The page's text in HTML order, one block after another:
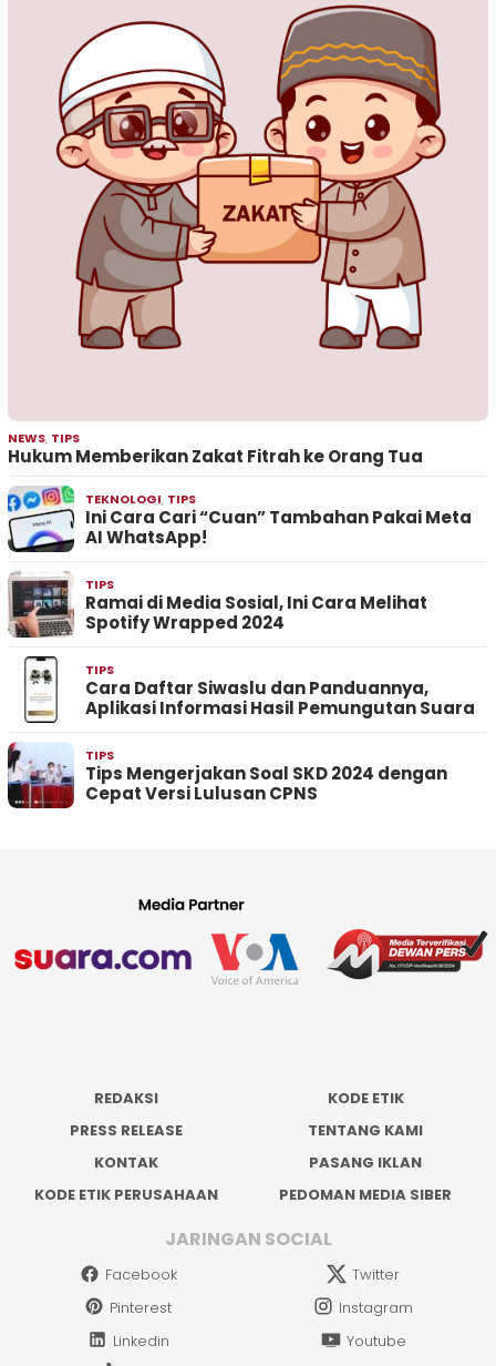
NEWS, TIPS
Hukum Memberikan Zakat Fitrah ke Orang Tua
TEKNOLOGI, TIPS
Ini Cara Cari “Cuan” Tambahan Pakai Meta
AI WhatsApp!
TIPS
Ramai di Media Sosial, Ini Cara Melihat
Spotify Wrapped 2024
TIPS
Cara Daftar Siwaslu dan Panduannya,
Aplikasi Informasi Hasil Pemungutan Suara
TIPS
Tips Mengerjakan Soal SKD 2024 dengan
Cepat Versi Lulusan CPNS
REDAKSI
KODE ETIK
PRESS RELEASE
TENTANG KAMI
KONTAK
PASANG IKLAN
KODE ETIK PERUSAHAAN
PEDOMAN MEDIA SIBER
JARINGAN SOCIAL
Facebook
Twitter
Pinterest
Instagram
Linkedin
Youtube